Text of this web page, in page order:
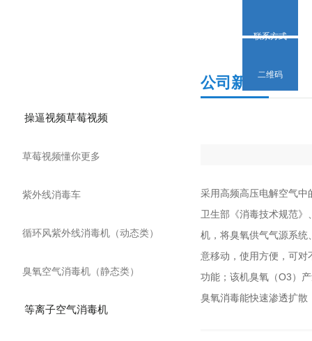
操逼视频草莓视频
草莓视频懂你更多
紫外线消毒车
循环风紫外线消毒机（动态类）
臭氧空气消毒机（静态类）
等离子空气消毒机
公司新闻
采用高频高压电解空气中的氧
卫生部《消毒技术规范》
机，将臭氧供气气源系
意移动，使用方便，可
功能；该机臭氧（O3）产
臭氧消毒能快速渗透扩散
联系方式
二维码